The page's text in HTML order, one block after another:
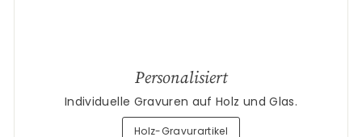
Personalisiert
Individuelle Gravuren auf Holz und Glas.
Holz-Gravurartikel